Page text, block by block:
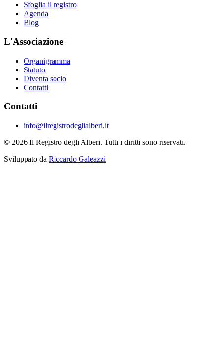
Sfoglia il registro
Agenda
Blog
L'Associazione
Organigramma
Statuto
Diventa socio
Contatti
Contatti
info@ilregistrodeglialberi.it
© 2026 Il Registro degli Alberi. Tutti i diritti sono riservati.
Sviluppato da Riccardo Galeazzi